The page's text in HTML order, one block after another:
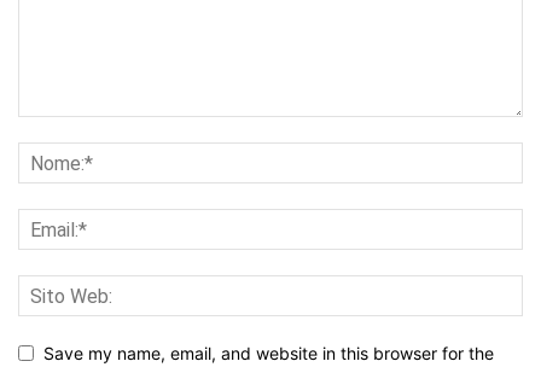
Save my name, email, and website in this browser for the